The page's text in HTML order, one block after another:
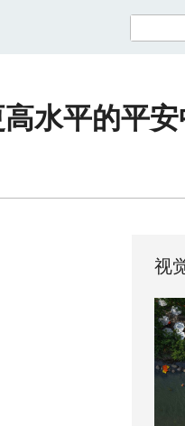
水平的平安
视